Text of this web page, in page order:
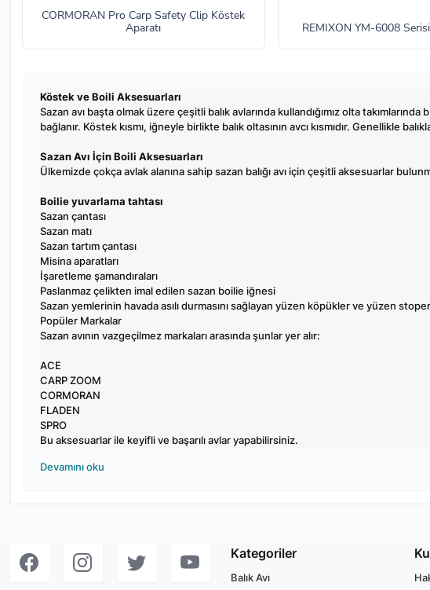
CORMORAN Pro Carp Safety Clip Köstek
Aparatı
REMIXON YM-6008
Köstek ve Boili Aksesuarları
Sazan avı başta olmak üzere çeşitli balık avlarında kullandığımız olta
bağlanır. Köstek kısmı, iğneyle birlikte balık oltasının avcı kısmıdır. Genellikle
Sazan Avı İçin Boili Aksesuarları
Ülkemizde çokça avlak alanına sahip sazan balığı avı için çeşitli aksesuarlar
Boilie yuvarlama tahtası
Sazan çantası
Sazan matı
Sazan tartım çantası
Misina aparatları
İşaretleme şamandıraları
Paslanmaz çelikten imal edilen sazan boilie iğnesi
Sazan yemlerinin havada asılı durmasını sağlayan yüzen köpükler ve yüzen
Popüler Markalar
Sazan avının vazgeçilmez markaları arasında şunlar yer alır:
ACE
CARP ZOOM
CORMORAN
FLADEN
SPRO
Bu aksesuarlar ile keyifli ve başarılı avlar yapabilirsiniz.
Devamını oku
Kategoriler
Balık Avı